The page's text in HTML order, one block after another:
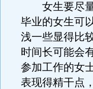
女生要尽量
毕业的女生可
浅一些显得比
时间长可能会
参加工作的女
表现得精干点